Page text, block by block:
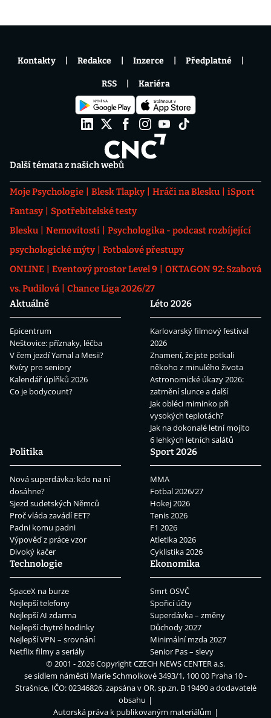
Další témata z našich webů
Moje Psychologie Blesk Tlapky Hráči na Blesku
iSport
Fantasy
Spotřebitelské testy
Blesku
Nemovitosti
Psychologika - podcast rozbíjející
psychologické mýty
Fotbalové přestupy
ONLINE
Eventový prostor Level 9
OKTAGON 92: Szabová
vs. Pudilová
Chance Liga 2026/27
Aktuálně
Epicentrum
Neštovice: příznaky, léčba
V čem jezdí Yamal a Mesii?
Kvízy pro seniory
Kalendář úplňků 2026
Co je bodycount?
Léto 2026
Karlovarský filmový festival
2026
Znamení, že jste potkali
někoho z minulého života
Astronomické úkazy 2026:
zatmění slunce a další
Jak obléci miminko při
vysokých teplotách?
Jak na dokonalé letní mojito
6 lehkých letních salátů
Politika
Nová superdávka: kdo na ní
dosáhne?
Sjezd sudetských Němců
Proč vláda zavádí EET?
Padni komu padni
Výpověď z práce vzor
Divoký kačer
Sport 2026
MMA
Fotbal 2026/27
Hokej 2026
Tenis 2026
F1 2026
Atletika 2026
Cyklistika 2026
Technologie
SpaceX na burze
Nejlepší telefony
Nejlepší AI zdarma
Nejlepší chytré hodinky
Nejlepší VPN – srovnání
Netflix filmy a seriály
Ekonomika
Smrt OSVČ
Spořicí účty
Superdávka – změny
Důchody 2027
Minimální mzda 2027
Senior Pas – slevy
Kontakty Redakce Inzerce Předplatné
RSS Kariéra
© 2001 - 2026 CopyrightCZECH NEWS CENTER a.s.
se sídlem náměstí Marie Schmolkové 3493/1, 100 00 Praha 10 -
Strašnice, IČO: 02346826, zapsána v OR, sp.zn. B 19490 a dodavatelé
obsahu
Autorská práva k publikovaným materiálům